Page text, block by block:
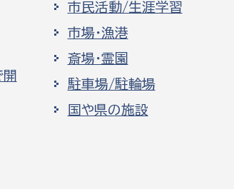
開
市民活動/生涯学習
市場・漁港
斎場・霊園
駐車場/駐輪場
国や県の施設